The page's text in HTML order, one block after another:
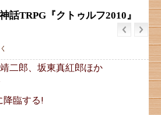
話TRPG『クトゥルフ2010』
二郎、坂東真紅郎ほか
降臨する!